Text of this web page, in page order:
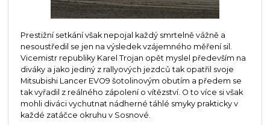
Prestižní setkání však nepojal každý smrtelně vážně a
nesoustředil se jen na výsledek vzájemného měření sil.
Vicemistr republiky Karel Trojan opět myslel především na
diváky a jako jediný z rallyových jezdců tak opatřil svoje
Mitsubishi Lancer EVO9 šotolinovým obutím a předem se
tak vyřadil z reálného zápolení o vítězství. O to více si však
mohli diváci vychutnat nádherné táhlé smyky prakticky v
každé zatáčce okruhu v Sosnové.